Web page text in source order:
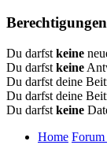
Du darfst keine
Du darfst keine
Du darfst deine
Du darfst deine
Du darfst keine
Home